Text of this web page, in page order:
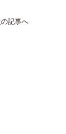
記事へ